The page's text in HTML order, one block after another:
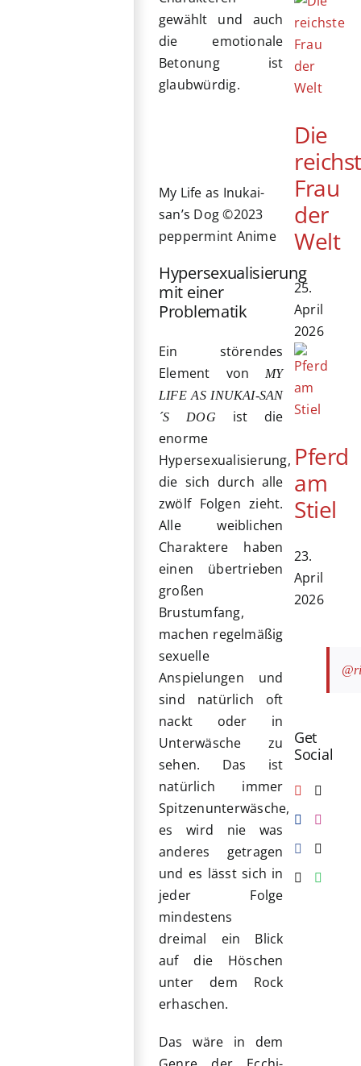
gewählt und auch
die emotionale
Betonung ist
glaubwürdig.
My Life as Inukai-
san’s Dog ©2023
peppermint Anime
Hypersexualisierung
mit einer
Problematik
Ein störendes
Element vonMY
LIFE AS INUKAI-SAN
´S DOG
ist die
enorme
Hypersexualisierung,
die sich durch alle
zwölf Folgen zieht.
Alle weiblichen
Charaktere haben
einen übertrieben
großen
Brustumfang,
machen regelmäßig
sexuelle
Anspielungen und
sind natürlich oft
nackt oder in
Unterwäsche zu
sehen. Das ist
natürlich immer
Spitzenunterwäsche,
es wird nie was
anderes getragen
und es lässt sich in
jeder Folge
mindestens
dreimal ein Blick
auf die Höschen
unter dem Rock
erhaschen.
Das wäre in dem
Die
Frau
der
Welt
25.
April
2026
Pferd
am
Stiel
23.
April
2026
Get
Social